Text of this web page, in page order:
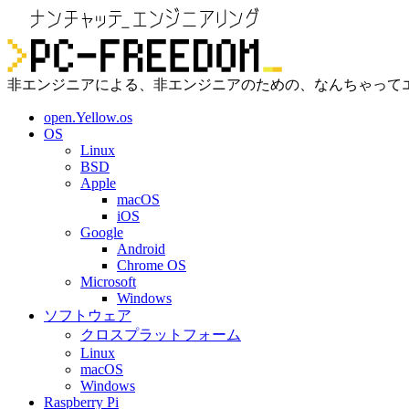
非エンジニアによる、非エンジニアのための、なんちゃって
open.Yellow.os
OS
Linux
BSD
Apple
macOS
iOS
Google
Android
Chrome OS
Microsoft
Windows
ソフトウェア
クロスプラットフォーム
Linux
macOS
Windows
Raspberry Pi